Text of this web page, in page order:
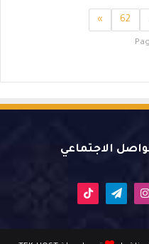
62
»
الاجتماعي
انستقرام تيلقرام